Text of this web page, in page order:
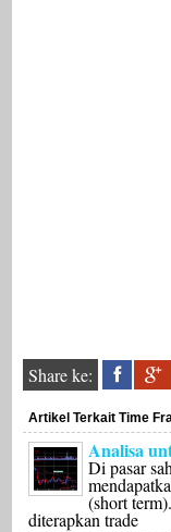
Share ke:
Artikel Terkait Time
Analisa
Di pasar
(short
diterapkan trade